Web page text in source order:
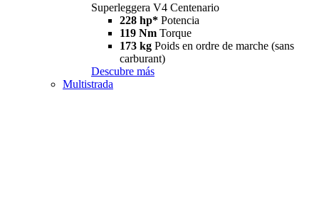
Superleggera V4 Centenario
228 hp* Potencia
119 Nm Torque
173 kg Poids en ordre de marche (sans
carburant)
Descubre más
Multistrada